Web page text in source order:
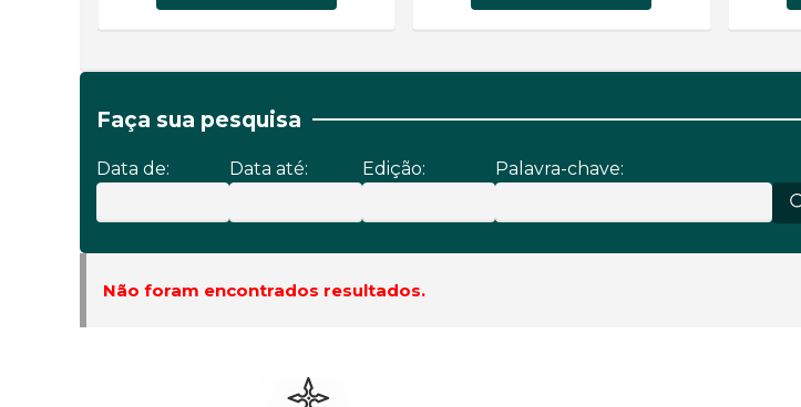
Faça sua pesquisa
Data de: Data até: Edição: Palavra-chave:
Não foram encontrados resultados.